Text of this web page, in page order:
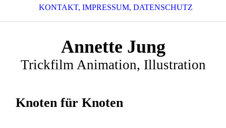
KONTAKT, IMPRESSUM, DATENSCHUTZ
Annette Jung
Trickfilm Animation, Illustration
Knoten für Knoten